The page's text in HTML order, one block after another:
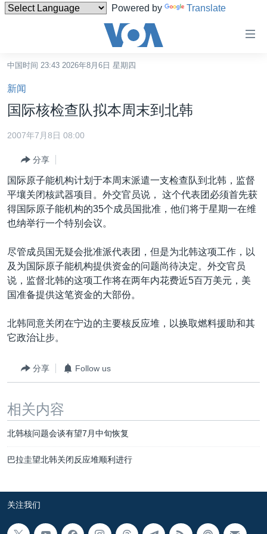
Powered by Translate
碍
链
接
跳
转
容
跳
跳
转
到
中国
港澳
国际
最新国际新闻
印太
中东
欧洲
非洲
全球议题
分类新闻
经济·金融·贸易
人权·法律·宗教
科教·文娱·体健
军事
环境
美中关系
热点专题
白宫要闻
国会报道
美国建国250周年
台海两岸关系
关注西藏
GEN Z 看美国
VOA视频
VOA今日焦点
其他语言网站
中国时间 23:43 2026年8月6日 星期四
新闻
国际核检查队拟本周末到北韩
2007年7月8日 08:00
分享
国际原子能机构计划于本周末派遣一支检查队到北韩，监督
平壤关闭核武器项目。外交官员说， 这个代表团必须首先获
得国际原子能机构的35个成员国批准，他们将于星期一在维
也纳举行一个特别会议。
尽管成员国无疑会批准派代表团，但是为北韩这项工作，以
及为国际原子能机构提供资金的问题尚待决定。外交官员
说，监督北韩的这项工作将在两年内花费近5百万美元，美
国准备提供这笔资金的大部份。
北韩同意关闭在宁边的主要核反应堆，以换取燃料援助和其
它政治让步。
分享 Follow us
相关内容
北韩核问题会谈有望7月中旬恢复
巴拉圭望北韩关闭反应堆顺利进行
关注我们